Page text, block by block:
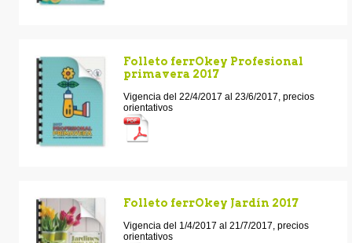
Folleto ferrOkey Profesional
primavera 2017
Vigencia del 22/4/2017 al 23/6/2017, precios
orientativos
Folleto ferrOkey Jardín 2017
Vigencia del 1/4/2017 al 21/7/2017, precios
orientativos